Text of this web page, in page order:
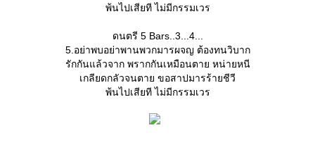
พ้นไปเสียที ไม่มีกรรมเวร
ดนตรี 5 Bars..3...4...
5.อย่าพบอย่าพานพวกมารผจญ ต้องทนวิบาก
รักกันแล้วจาก พรากกันเหมือนตาย หน่ายหนี
เกลียดกลัวจนตาย ขอสาปมารร้ายชีวี
พ้นไปเสียที ไม่มีกรรมเวร